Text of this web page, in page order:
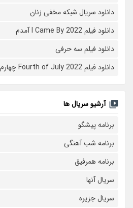
دانلود سریال شبکه مخفی زنان
دانلود فیلم I Came By 2022 آمدم
دانلود فیلم سه حرفی
دانلود فیلم Fourth of July 2022 چهارم جولای
آرشیو سریال ها
برنامه پیشگو
برنامه شب آهنگی
برنامه همرفیق
سریال آنها
سریال جزیره